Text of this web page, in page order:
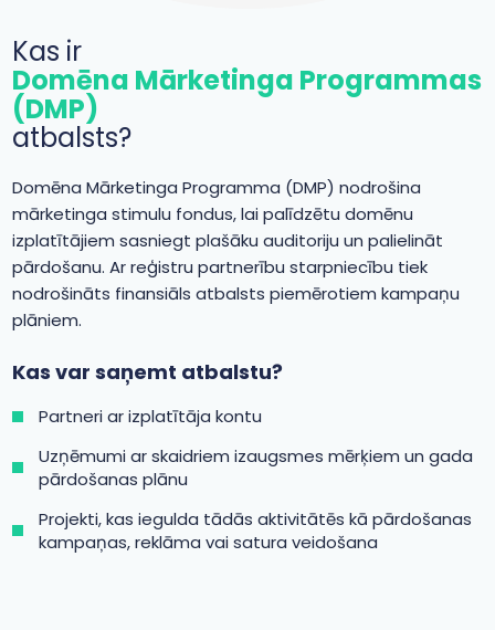
Kas ir
Domēna Mārketinga Programmas
(DMP)
atbalsts?
Domēna Mārketinga Programma (DMP) nodrošina
mārketinga stimulu fondus, lai palīdzētu domēnu
izplatītājiem sasniegt plašāku auditoriju un palielināt
pārdošanu. Ar reģistru partnerību starpniecību tiek
nodrošināts finansiāls atbalsts piemērotiem kampaņu
plāniem.
Kas var saņemt atbalstu?
Partneri ar izplatītāja kontu
Uzņēmumi ar skaidriem izaugsmes mērķiem un gada
pārdošanas plānu
Projekti, kas iegulda tādās aktivitātēs kā pārdošanas
kampaņas, reklāma vai satura veidošana